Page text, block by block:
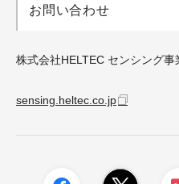
お問い合わせ
株式会社HELTEC センシング事
sensing.heltec.co.jp